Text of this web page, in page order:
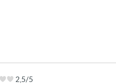
2,5/5